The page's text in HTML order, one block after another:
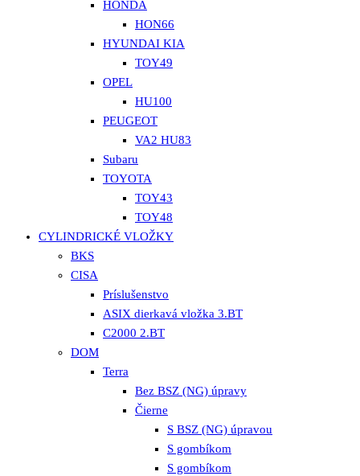
HONDA
HON66
HYUNDAI KIA
TOY49
OPEL
HU100
PEUGEOT
VA2 HU83
Subaru
TOYOTA
TOY43
TOY48
CYLINDRICKÉ VLOŽKY
BKS
CISA
Príslušenstvo
ASIX dierkavá vložka 3.BT
C2000 2.BT
DOM
Terra
Bez BSZ (NG) úpravy
Čierne
S BSZ (NG) úpravou
S gombíkom
S gombíkom